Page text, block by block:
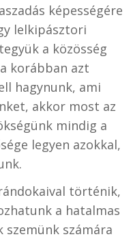
képességére
lelkipásztori
a közösség
korábban azt
hagynunk, ami
akkor most az
mindig a
legyen azokkal,
történik,
a hatalmas
szemünk számára